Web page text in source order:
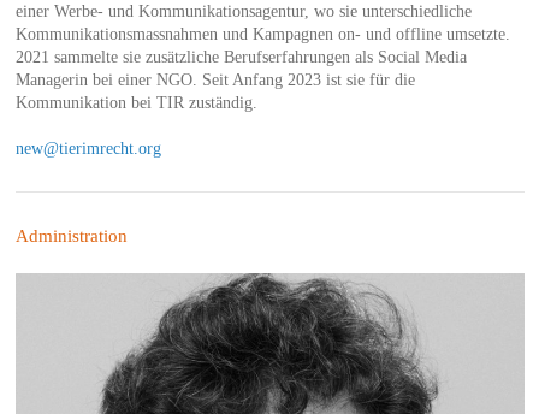
einer Werbe- und Kommunikationsagentur, wo sie unterschiedliche
Kommunikationsmassnahmen und Kampagnen on- und offline umsetzte.
2021 sammelte sie zusätzliche Berufserfahrungen als Social Media
Managerin bei einer NGO. Seit Anfang 2023 ist sie für die
Kommunikation bei TIR zuständig.
new@tierimrecht.org
Administration